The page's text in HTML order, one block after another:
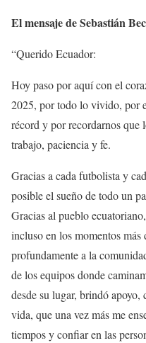
El mensaje de Sebastián
“Querido Ecuador:
Hoy paso por aquí con el
2025, por todo lo vivido, por
récord y por recordarnos que
trabajo, paciencia y fe.
Gracias a cada futbolista y
posible el sueño de todo un
Gracias al pueblo
incluso en los momentos
profundamente a la
de los equipos donde
desde su lugar, brindó
vida, que una vez más me
tiempos y confiar en las